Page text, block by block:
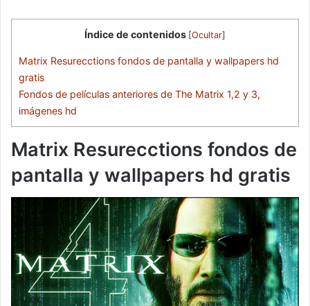
Índice de contenidos [Ocultar]
Matrix Resurecctions fondos de pantalla y wallpapers hd
gratis
Fondos de películas anteriores de The Matrix 1,2 y 3,
imágenes hd
Matrix Resurecctions fondos de
pantalla y wallpapers hd gratis